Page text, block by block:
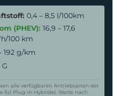
0,4 – 8,5 l/100km
(PHEV): 16,9 – 17,6
100 km
192 g/km
G
alle verfügbaren Antriebsarten der
für Plug-in-Hybride). Werte nach